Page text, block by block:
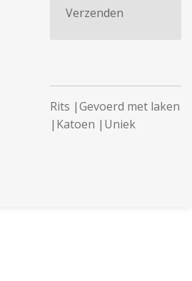
Verzenden
Rits |Gevoerd met laken
|Katoen |Uniek